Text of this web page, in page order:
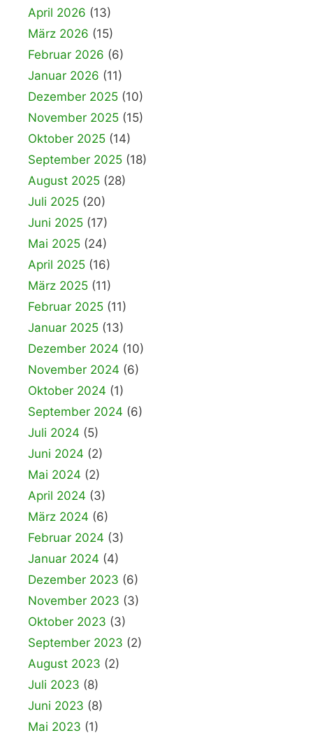
April 2026 (13)
März 2026 (15)
Februar 2026 (6)
Januar 2026 (11)
Dezember 2025 (10)
November 2025 (15)
Oktober 2025 (14)
September 2025 (18)
August 2025 (28)
Juli 2025 (20)
Juni 2025 (17)
Mai 2025 (24)
April 2025 (16)
März 2025 (11)
Februar 2025 (11)
Januar 2025 (13)
Dezember 2024 (10)
November 2024 (6)
Oktober 2024 (1)
September 2024 (6)
Juli 2024 (5)
Juni 2024 (2)
Mai 2024 (2)
April 2024 (3)
März 2024 (6)
Februar 2024 (3)
Januar 2024 (4)
Dezember 2023 (6)
November 2023 (3)
Oktober 2023 (3)
September 2023 (2)
August 2023 (2)
Juli 2023 (8)
Juni 2023 (8)
Mai 2023 (1)